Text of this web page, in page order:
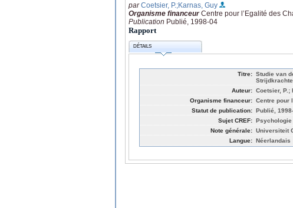
parCoetsier, P.;Karnas, Guy
Organisme financeur Centre pour l’Egalité des
Publication Publié, 1998-04
Rapport
DÉTAILS
Titre: Studie van
Auteur: Coetsier, P.;
Organisme financeur: Centre pour
Statut de publication: Publié,
Sujet CREF: Psychologie
Note générale: Universiteit
Langue: Néerlandais